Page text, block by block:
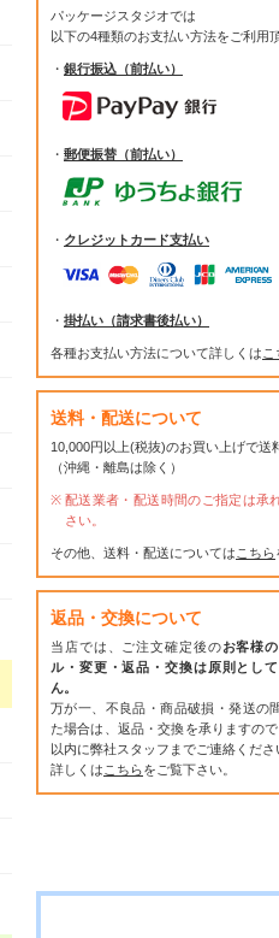
パッケージスタジオでは
以下の4種類のお支払い方法をご利用
・ 銀行振込（前払い）
・ 郵便振替（前払い）
・ クレジットカード支払い
・ 掛払い（請求書後払い）
各種お支払い方法について詳しくは こ
送料・配送について
10,000円以上(税抜)のお買い上げで送
（沖縄・離島は除く）
配送業者・配送時間のご指定は承
さい。
その他、送料・配送については こちら
返品・交換について
当店では、ご注文確定後のお客様
ル・変更・返品・交換は原則とし
ん。
万が一、不良品・商品破損・発送の
た場合は、返品・交換を承りますの
以内に弊社スタッフまでご連絡くださ
詳しくは こちらをご覧下さい。